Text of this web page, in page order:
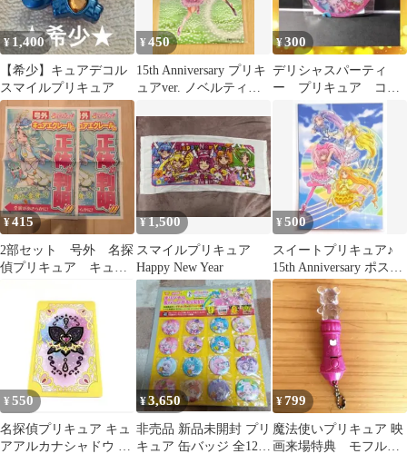
¥ 1,400
【希少】キュアデコル
スマイルプリキュア
¥450
15th Anniversary プリキ
ュアver. ノベルティ
¥300
デリシャスパーティ
ー プリキュア コー
スター 非売品
¥415
2部セット 号外 名探
偵プリキュア キュア
新聞 たんプリ
¥1,500
スマイルプリキュア
Happy New Year
¥500
スイートプリキュア♪
15th Anniversary ポスト
カード
¥ 550
名探偵プリキュア キュ
アアルカナシャドウ キ
¥3,650
非売品 新品未開封 プリ
キュア 缶バッジ 全12種
¥799
魔法使いプリキュア 映
画来場特典 モフル